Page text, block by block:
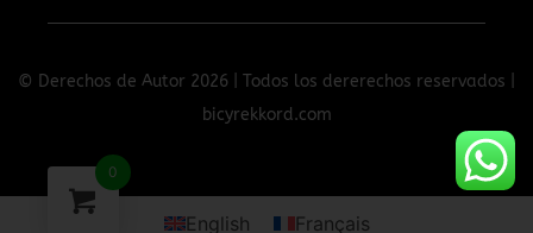
© Derechos de Autor 2026 | Todos los dererechos reservados |
bicyrekkord.com
0
English Français